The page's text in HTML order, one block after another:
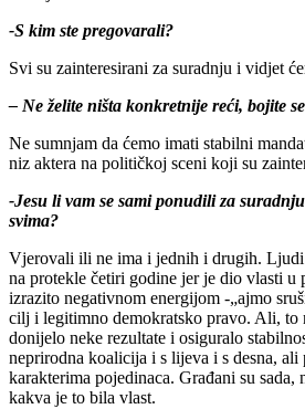
-S kim ste pregovarali?
Svi su zainteresirani za suradnju i vidjet
– Ne želite ništa konkretnije reći, bojite
Ne sumnjam da ćemo imati stabilni
niz aktera na političkoj sceni koji su
-Jesu li vam se sami ponudili za
svima?
Vjerovali ili ne ima i jednih i drugih. Ljudi
na protekle četiri godine jer je dio vlasti u
izrazito negativnom energijom -„ajmo
cilj i legitimno demokratsko pravo. Ali, to
donijelo neke rezultate i osiguralo
neprirodna koalicija i s lijeva i s desna, ali
karakterima pojedinaca. Građani su
kakva je to bila vlast.